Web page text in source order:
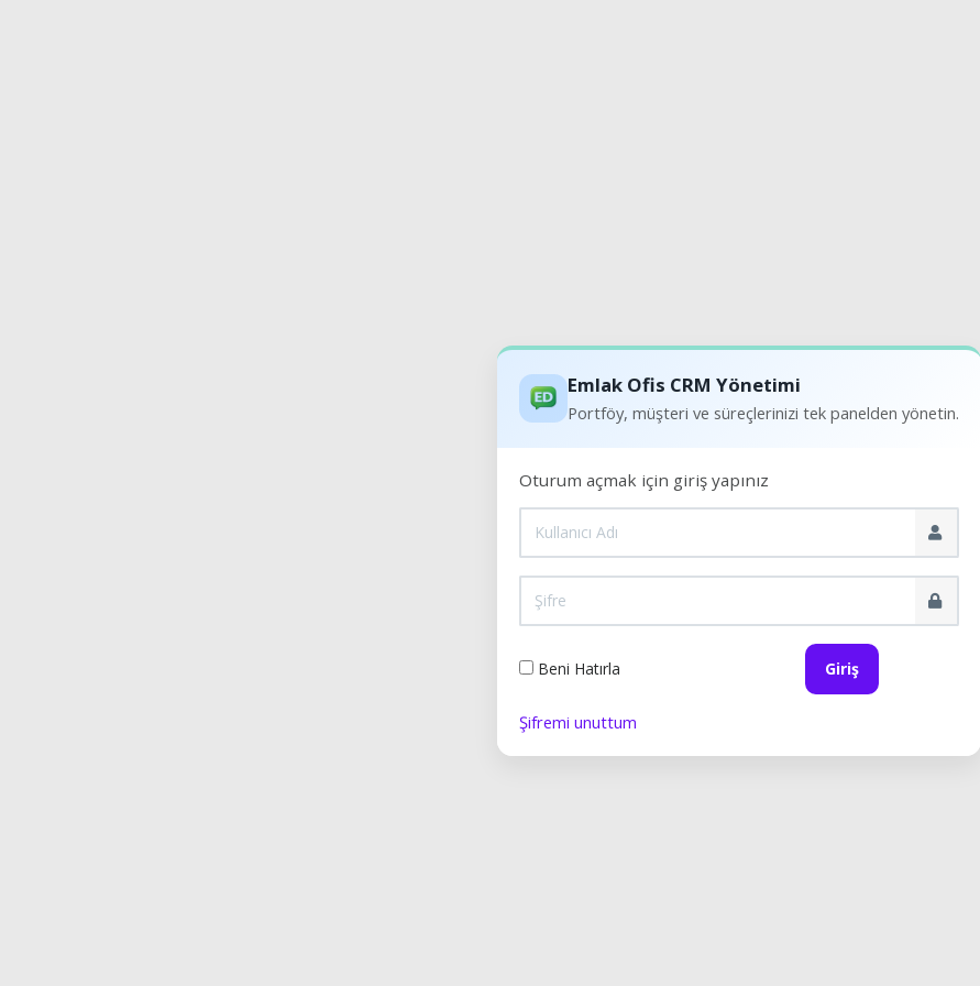
Emlak Ofis CRM Yönetimi
Portföy, müşteri ve süreçlerinizi tek panelden yönetin.
Oturum açmak için giriş yapınız
Beni Hatırla Giriş
Şifremi unuttum